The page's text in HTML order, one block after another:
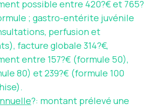
possible entre 420?€ et 765?
; gastro-entérite juvénile
perfusion et
facture globale 314?€,
entre 157?€ (formule 50),
80) et 239?€ (formule 100
?: montant prélevé une